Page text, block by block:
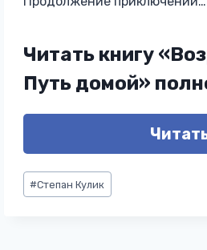
Читать книгу
Путь домой»
Метки
записи:
#Степан Кулик